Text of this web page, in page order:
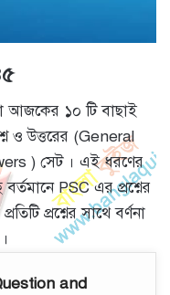
আজকের ১০ টি বাছাই
ও উত্তরের (General
) সেট । এই ধরণের
বর্তমানে PSC এর প্রশ্নের
প্রশ্নের সাথে বর্ণনা
and